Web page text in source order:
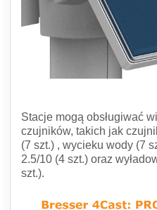
Stacje mogą obsługiwać
czujników, takich jak
(7 szt.) , wycieku wody (7
2.5/10 (4 szt.) oraz
szt.).